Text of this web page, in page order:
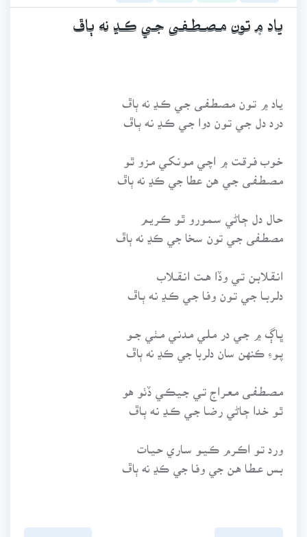
يـاد ۾ تـون مـصـطـفـى جـي ڪـڍ نه ٻاڦ
يـاد ۾ تـون مـصـطـفـى جـي ڪـڍ نه ٻاڦ
درد دل جـي تـون دوا جـي ڪـڍ نـه ٻـاڦ
خـوب فـرقـت ۾ اچـي مـونـکـي مـزو ٿـو
مـصـطـفـى جـي هن عطا جي ڪڍ نه ٻاڦ
حـال دل ڄـاڻي سـمـورو ٿـو ڪـريـم
مصطـفى جـي تون سخا جي ڪڍ نه ٻاڦ
انـقـلابـن تـي وڏا هــت انـقــلاب
دلـربــا جـي تـون وفـا جـي ڪـڍ نـه ٻـاڦ
ڀـاڳ ۾ جـي در مـلـي مـدنـي مـٺي جــو
پـوءِ ڪنهن سان دلربا جي ڪڍ نه ٻاڦ
مـصـطـفـى مـعـراج تـي جـيڪـي ڏٺو هو
ٿـو خـدا ڄـاڻي رضـا جـي ڪـڍ نـه ٻـاڦ
ورد تـو اڪـرم ڪـيـو سـاري حـيـات
بـس عـطـا هـن جي وفـا جي ڪڍ نه ٻاڦ